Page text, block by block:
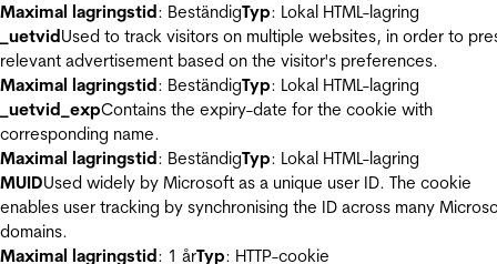
Maximal lagringstid: BeständigTyp: Lokal HTML-lagring
_uetvidUsed to track visitors on multiple websites, in order to
relevant advertisement based on the visitor's preferences.
Maximal lagringstid: BeständigTyp: Lokal HTML-lagring
_uetvid_expContains the expiry-date for the cookie with
corresponding name.
Maximal lagringstid: BeständigTyp: Lokal HTML-lagring
MUIDUsed widely by Microsoft as a unique user ID. The cookie
enables user tracking by synchronising the ID across many
domains.
Maximal lagringstid: 1 årTyp: HTTP-cookie